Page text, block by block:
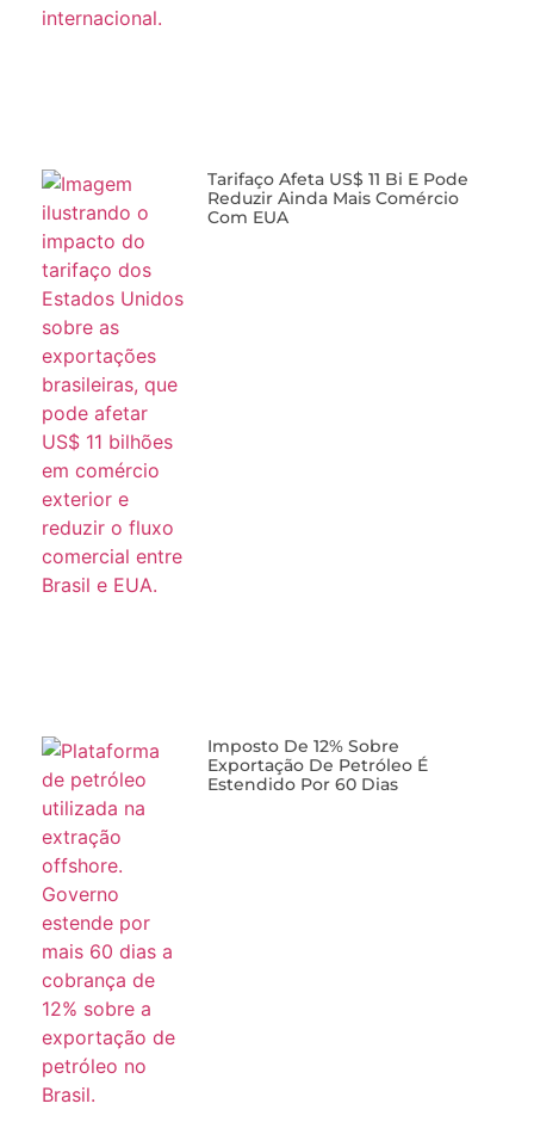
Tarifaço Afeta US$ 11 Bi E Pode
Reduzir Ainda Mais Comércio
Com EUA
Imposto De 12% Sobre
Exportação De Petróleo É
Estendido Por 60 Dias